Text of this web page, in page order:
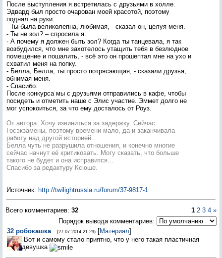
После выступления я встретилась с друзьями в холле.
Эдвард был просто очарован моей красотой, поэтому
поднял на руки.
- Ты была великолепна, любимая, - сказал он, целуя меня.
- Ты не зол? – спросила я.
- А почему я должен быть зол? Когда ты танцевала, я так
возбудился, что мне захотелось утащить тебя в безлюдное
помещение и пошалить, - всё это он прошептал мне на ухо и
схватил меня на попку.
- Белла, Белла, ты просто потрясающая, - сказали друзья,
обнимая меня.
- Спасибо.
После конкурса мы с друзьями отправились в кафе, чтобы
посидеть и отметить наше с Элис участие. Эммет долго не
мог успокоиться, за что ему досталось от Роуз.
От автора: Хочу извиниться за задержку. Сейчас
Госэкзамены, поэтому времени мало, да и заканчивала
работу над другой историей...
Белла чуть не разрушила отношения, и конечно многие
сейчас начнут её критиковать. Могу сказать, что больше
такого не будет и она исправится...
Спасибо за редактуру Ксюше.
Источник: http://twilightrussia.ru/forum/37-9817-1
Всего комментариев: 32 1 2 3 4 »
Порядок вывода комментариев:
32 робокашка (27.07.2014 21:29) [Материал]
Вот и самому стало приятно, что у него такая пластичная
девушка